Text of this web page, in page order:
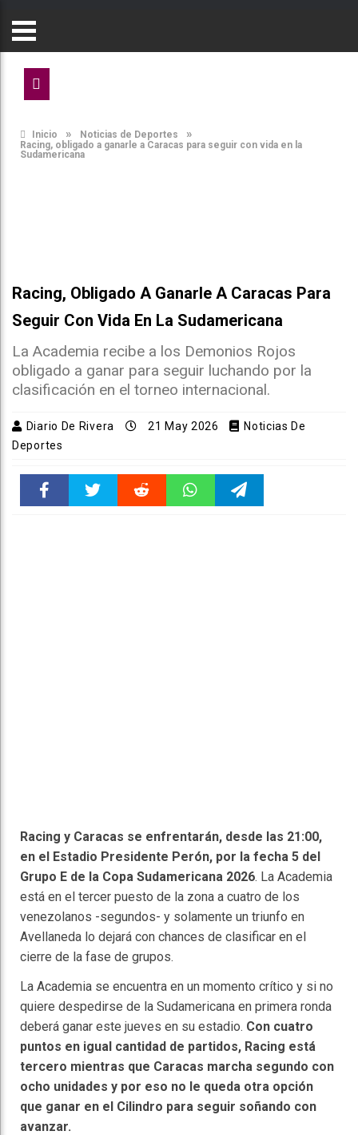
Inicio » Noticias de Deportes »
Racing, obligado a ganarle a Caracas para seguir con vida en la
Sudamericana
Racing, Obligado A Ganarle A Caracas Para
Seguir Con Vida En La Sudamericana
La Academia recibe a los Demonios Rojos
obligado a ganar para seguir luchando por la
clasificación en el torneo internacional.
Diario De Rivera 21 May 2026
Noticias De
Deportes
Racing y Caracas se enfrentarán, desde las 21:00,
en el Estadio Presidente Perón, por la fecha 5 del
Grupo E de la Copa Sudamericana 2026. La Academia
está en el tercer puesto de la zona a cuatro de los
venezolanos -segundos- y solamente un triunfo en
Avellaneda lo dejará con chances de clasificar en el
cierre de la fase de grupos.
La Academia se encuentra en un momento crítico y si no
quiere despedirse de la Sudamericana en primera ronda
deberá ganar este jueves en su estadio. Con cuatro
puntos en igual cantidad de partidos, Racing está
tercero mientras que Caracas marcha segundo con
ocho unidades y por eso no le queda otra opción
que ganar en el Cilindro para seguir soñando con
avanzar.